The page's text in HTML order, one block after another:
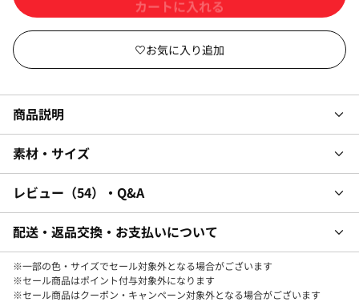
商品説明
素材・サイズ
レビュー 54 ・Q&A
配送・返品交換・お支払いについて
※一部の色・サイズでセール対象外となる場合がございます
※セール商品はポイント付与対象外になります
※セール商品はクーポン・キャンペーン対象外となる場合がございます